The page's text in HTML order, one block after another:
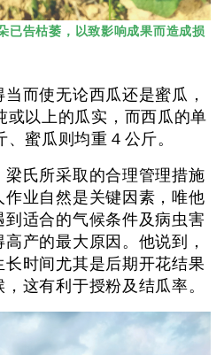
已告枯萎，以致影响成果而造成损
而使无论西瓜还是蜜瓜，
或以上的瓜实，而西瓜的单
蜜瓜则均重４公斤。
氏所采取的合理管理措施
作业自然是关键因素，唯他
适合的气候条件及病虫害
产的最大原因。他说到，
时间尤其是后期开花结果
这有利于授粉及结瓜率。